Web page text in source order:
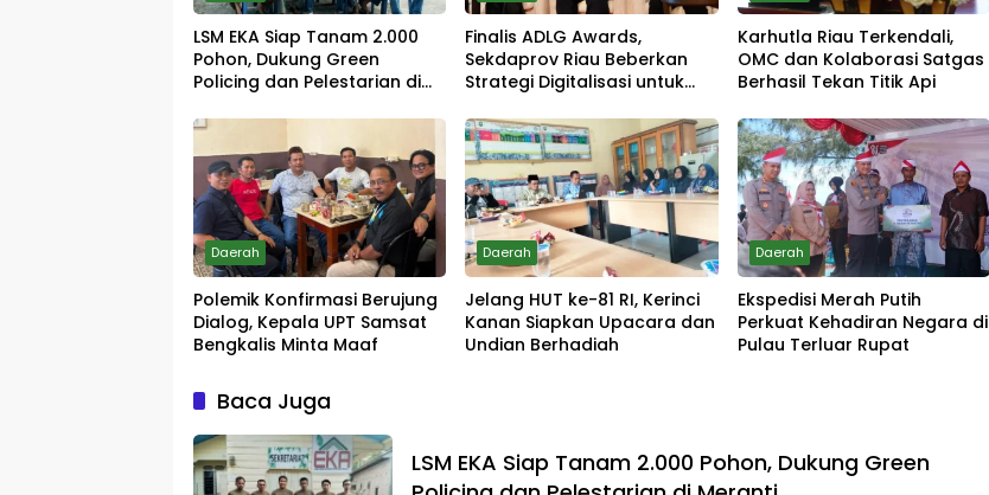
LSM EKA Siap Tanam 2.000
Pohon, Dukung Green
Policing dan Pelestarian di
Finalis ADLG Awards,
Sekdaprov Riau Beberkan
Strategi Digitalisasi untuk
Karhutla Riau Terkendali,
OMC dan Kolaborasi Satgas
Berhasil Tekan Titik Api
Daerah
Polemik Konfirmasi Berujung
Dialog, Kepala UPT Samsat
Bengkalis Minta Maaf
Daerah
Jelang HUT ke-81 RI, Kerinci
Kanan Siapkan Upacara dan
Undian Berhadiah
Daerah
Ekspedisi Merah Putih
Perkuat Kehadiran Negara di
Pulau Terluar Rupat
Baca Juga
LSM EKA Siap Tanam 2.000 Pohon, Dukung Green